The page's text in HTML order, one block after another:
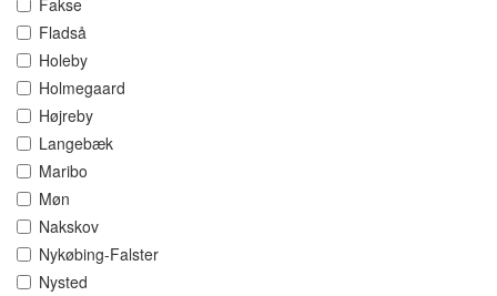
Fakse
Fladså
Holeby
Holmegaard
Højreby
Langebæk
Maribo
Møn
Nakskov
Nykøbing-Falster
Nysted